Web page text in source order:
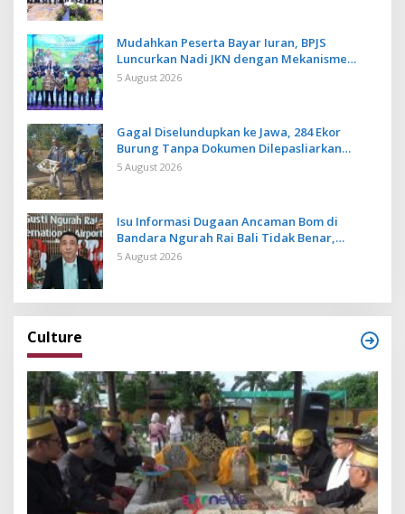
Mudahkan Peserta Bayar Iuran, BPJS
Luncurkan Nadi JKN dengan Mekanisme
Menabung
5 August 2026
Gagal Diselundupkan ke Jawa, 284 Ekor
Burung Tanpa Dokumen Dilepasliarkan
Cegah Ancaman Penyakit
5 August 2026
Isu Informasi Dugaan Ancaman Bom di
Bandara Ngurah Rai Bali Tidak Benar,
Operasional Penerbangan Lancar
5 August 2026
Culture